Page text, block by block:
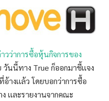
วว่าการซื้อหุ้นกิจการของ
นนี้ทาง True ก็ออกมาชี้เเจง
างเเล้ว โดยบอกว่าการซื้อ
เเละรายงานจากคณะ